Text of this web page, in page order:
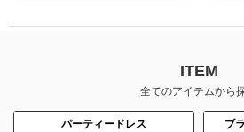
ITEM
全てのアイテムから
パーティードレス ブ